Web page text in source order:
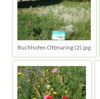
Buchhofen Ottmaring (2).jpg